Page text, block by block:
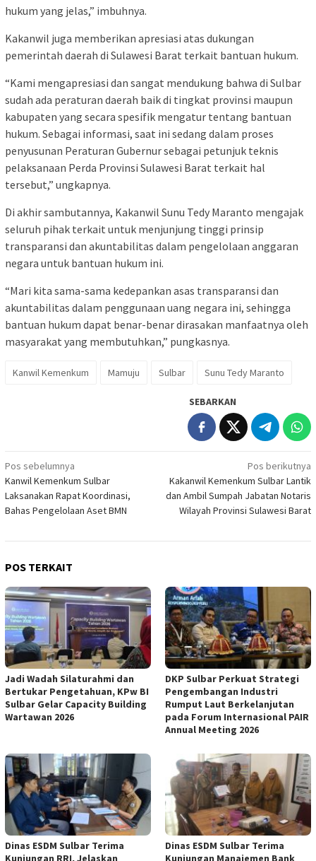
hukum yang jelas,” imbuhnya.
Kakanwil juga memberikan apresiasi atas dukungan
pemerintah daerah di Sulawesi Barat terkait bantuan hukum.
“Kami mengapresiasi dan sangat mendukung bahwa di Sulbar
sudah ada peraturan daerah baik di tingkat provinsi maupun
kabupaten yang secara spesifik mengatur tentang bantuan
hukum. Sebagai informasi, saat ini sedang dalam proses
penyusunan Peraturan Gubernur sebagai petunjuk teknis
pelaksanaan Perda Provinsi Sulawesi Barat terkait hal
tersebut,” ungkapnya.
Di akhir sambutannya, Kakanwil Sunu Tedy Maranto mengajak
seluruh pihak terkait untuk menjunjung tinggi prinsip
transparansi dan akuntabilitas dalam pengelolaan anggaran
negara untuk bantuan hukum ini.
“Mari kita sama-sama kedepankan asas transparansi dan
akuntabilitas dalam penggunaan uang negara ini, sehingga
bantuan hukum dapat benar-benar dirasakan manfaatnya oleh
masyarakat yang membutuhkan,” pungkasnya.
Kanwil Kemenkum Mamuju Sulbar Sunu Tedy Maranto
SEBARKAN
Navigasi
pos
Pos sebelumnya
Kanwil Kemenkum Sulbar
Laksanakan Rapat Koordinasi,
Bahas Pengelolaan Aset BMN
Pos berikutnya
Kakanwil Kemenkum Sulbar Lantik
dan Ambil Sumpah Jabatan Notaris
Wilayah Provinsi Sulawesi Barat
POS TERKAIT
Jadi Wadah Silaturahmi dan
Bertukar Pengetahuan, KPw BI
Sulbar Gelar Capacity Building
Wartawan 2026
DKP Sulbar Perkuat Strategi
Pengembangan Industri
Rumput Laut Berkelanjutan
pada Forum Internasional PAIR
Annual Meeting 2026
Dinas ESDM Sulbar Terima
Kunjungan RRI, Jelaskan
Dinas ESDM Sulbar Terima
Kunjungan Manajemen Bank